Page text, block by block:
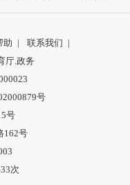
助 | 联系我们 |
厅.政务
号
号
162号
次